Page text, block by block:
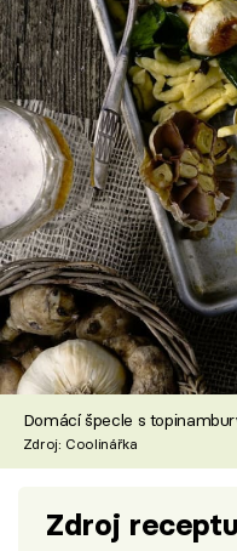
Domácí špecle s
Zdroj: Coolinářka
Zdroj receptu